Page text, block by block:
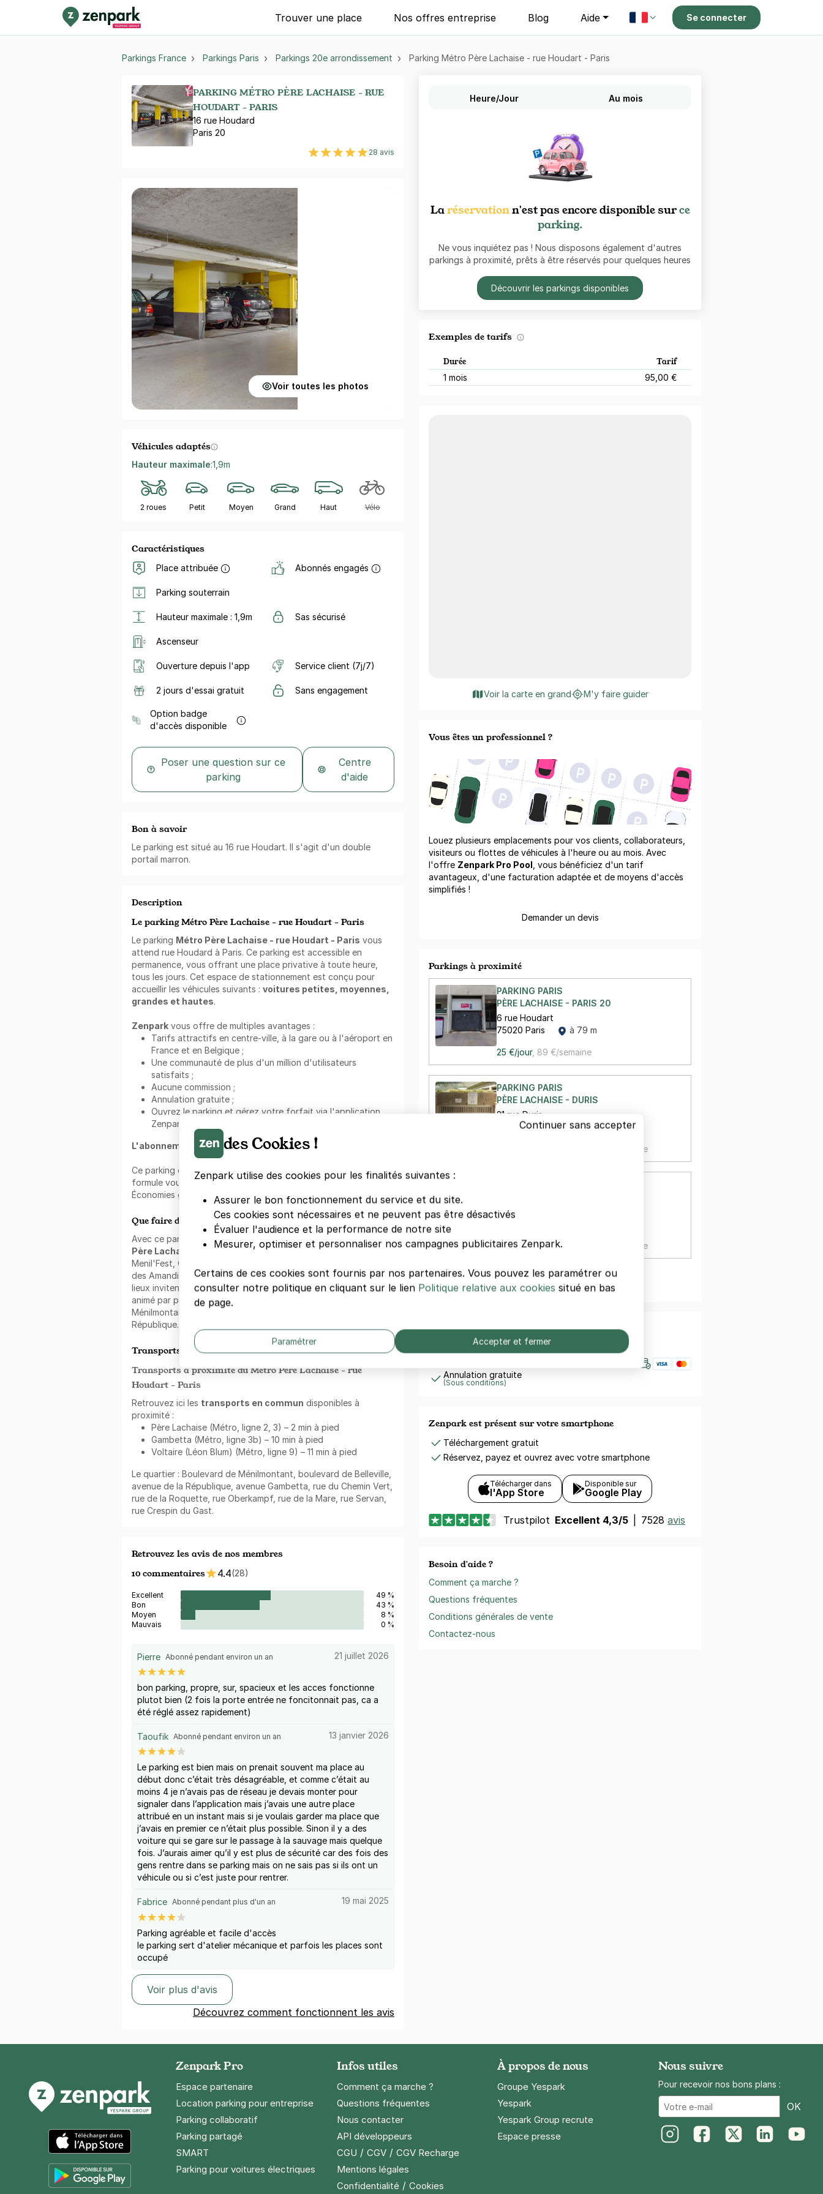
Trouver une place Nos offres entreprise Blog Aide Se connecter
Parkings France Parkings Paris Parkings 20e arrondissement Parking Métro Père Lachaise - rue Houdart - Paris
PARKING MÉTRO PÈRE LACHAISE - RUE
HOUDART - PARIS
16 rue Houdard
Paris 20
28 avis
Voir toutes les photos
Véhicules adaptés
Hauteur maximale:1,9m
2 roues Petit Moyen Grand Haut Vélo
Caractéristiques
Place attribuée Abonnés engagés
Parking souterrain
Hauteur maximale : 1,9m Sas sécurisé
Ascenseur
Ouverture depuis l'app Service client (7j/7)
2 jours d'essai gratuit Sans engagement
Option badge
d'accès disponible
Poser une question sur ce
parking
Centre
d'aide
Bon à savoir
Le parking est situé au 16 rue Houdart. Il s'agit d'un double
portail marron.
Description
Le parking Métro Père Lachaise - rue Houdart - Paris
Le parking Métro Père Lachaise - rue Houdart - Paris vous
attend rue Houdard à Paris. Ce parking est accessible en
permanence, vous offrant une place privative à toute heure,
tous les jours. Cet espace de stationnement est conçu pour
accueillir les véhicules suivants : voitures petites, moyennes,
grandes et hautes.
Zenpark vous offre de multiples avantages :
Tarifs attractifs en centre-ville, à la gare ou à l'aéroport en
France et en Belgique ;
Une communauté de plus d'un million d'utilisateurs
satisfaits ;
Aucune commission ;
Annulation gratuite ;
Ouvrez le parking et gérez votre forfait via l'application
Zenpark.
L'abonnement au mois Zenpark :
Ce parking est disponible à l'abonnement au mois
. Cette
formule vous permet de louer votre place sur le long terme.
Économies garanties, sans le stress de tourner en rond.
Que faire dans les alentours ?
Avec ce parking Zenpark, profitez d'un accès facile à côté de
Père Lachaise
. Dans le quartier, vous trouverez également
Menil'Fest, Collège d'enseignement général Voltaire et Square
des Amandiers. Que vous soyez seul(e) ou accompagné(e), ces
lieux invitent à la détente et à la convivialité. Ce quartier est
animé par plusieurs axes dynamiques, dont Boulevard de
Ménilmontant, boulevard de Belleville et avenue de la
République.
Transports en commun à proximité du parking
Transports à proximité du Métro Père Lachaise - rue
Houdart - Paris
Retrouvez ici les transports en commun disponibles à
proximité :
Père Lachaise (Métro, ligne 2, 3) – 2 min à pied
Gambetta (Métro, ligne 3b) – 10 min à pied
Voltaire (Léon Blum) (Métro, ligne 9) – 11 min à pied
Le quartier : Boulevard de Ménilmontant, boulevard de Belleville,
avenue de la République, avenue Gambetta, rue du Chemin Vert,
rue de la Roquette, rue Oberkampf, rue de la Mare, rue Servan,
rue Crespin du Gast.
Retrouvez les avis de nos membres
10 commentaires
4.4(28)
Excellent
49 %
Bon
43 %
Moyen
8 %
Mauvais
0 %
Pierre Abonné pendant environ un an 21 juillet 2026
bon parking, propre, sur, spacieux et les acces fonctionne
plutot bien (2 fois la porte entrée ne foncitonnait pas, ca a
été réglé assez rapidement)
Taoufik Abonné pendant environ un an 13 janvier 2026
Le parking est bien mais on prenait souvent ma place au
début donc c’était très désagréable, et comme c’était au
moins 4 je n’avais pas de réseau je devais monter pour
signaler dans l’application mais j’avais une autre place
attribué en un instant mais si je voulais garder ma place que
j’avais en premier ce n’était plus possible. Sinon il y a des
voiture qui se gare sur le passage à la sauvage mais quelque
fois. J’aurais aimer qu’il y est plus de sécurité car des fois des
gens rentre dans se parking mais on ne sais pas si ils ont un
véhicule ou si c’est juste pour rentrer.
Fabrice Abonné pendant plus d'un an 19 mai 2025
Parking agréable et facile d'accès
le parking sert d'atelier mécanique et parfois les places sont
occupé
Voir plus d'avis
Découvrez comment fonctionnent les avis
Au mois
Heure/Jour
Laréservationn'est pas encore disponible surce
parking.
Ne vous inquiétez pas ! Nous disposons également d'autres
parkings à proximité, prêts à être réservés pour quelques heures
Découvrir les parkings disponibles
Exemples de tarifs
Durée
Tarif
1 mois
95,00 €
Voir la carte en grand M'y faire guider
Vous êtes un professionnel ?
Louez plusieurs emplacements pour vos clients, collaborateurs,
visiteurs ou flottes de véhicules à l'heure ou au mois. Avec
l'offre Zenpark Pro Pool , vous bénéficiez d'un tarif
avantageux, d'une facturation adaptée et de moyens d'accès
simplifiés !
Demander un devis
Parkings à proximité
PARKING PARIS
PÈRE LACHAISE - PARIS 20
6 rue Houdart
75020 Paris
à 79 m
25 €/jour, 89 €/semaine
PARKING PARIS
PÈRE LACHAISE - DURIS
21 rue Duris
75020 Paris
à 111 m
89 €/semaine
90 boulevard de Ménilmontant
3,50 €/heure, 25 €/jour, 89 €/semaine
Voir plus
Votre paiement en toute confiance
Paiement sécurisé
Annulation gratuite
(Sous conditions)
Zenpark est présent sur votre smartphone
Téléchargement gratuit
Réservez, payez et ouvrez avec votre smartphone
Télécharger dans
l'App Store
Disponible sur
Google Play
Trustpilot Excellent 4,3/5 7528 avis
Besoin d'aide ?
Comment ça marche ?
Questions fréquentes
Conditions générales de vente
Contactez-nous
App Store
Zenpark Pro
Espace partenaire
Location parking pour entreprise
Parking collaboratif
Parking partagé
SMART
Parking pour voitures électriques
Infos utiles
Comment ça marche ?
Questions fréquentes
Nous contacter
API développeurs
CGU / CGV/ CGV Recharge
Mentions légales
Confidentialité/ Cookies
À propos de nous
Groupe Yespark
Yespark
Yespark Group recrute
Espace presse
Nous suivre
Pour recevoir nos bons plans :
OK
Continuer sans accepter
des Cookies !
Zenpark utilise des cookies pour les finalités suivantes :
Assurer le bon fonctionnement du service et du site.
Ces cookies sont nécessaires et ne peuvent pas être désactivés
Évaluer l'audience et la performance de notre site
Mesurer, optimiser et personnaliser nos campagnes publicitaires Zenpark.
Certains de ces cookies sont fournis par nos partenaires. Vous pouvez les paramétrer ou
consulter notre politique en cliquant sur le lien Politique relative aux cookies situé en bas
de page.
Paramétrer Accepter et fermer